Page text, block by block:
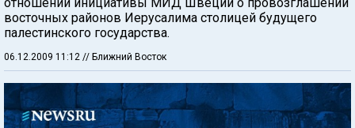
восточных районов Иерусалима столицей будущего
палестинского государства.
06.12.2009 11:12 // Ближний Восток